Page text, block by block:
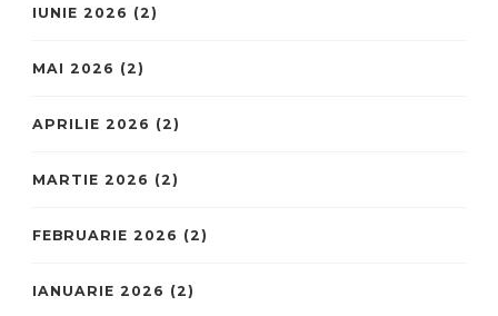
IUNIE 2026 (2)
MAI 2026 (2)
APRILIE 2026 (2)
MARTIE 2026 (2)
FEBRUARIE 2026 (2)
IANUARIE 2026 (2)